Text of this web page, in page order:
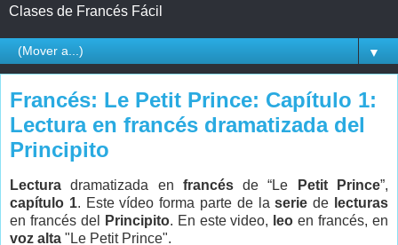
Clases de Francés Fácil
▼
Francés: Le Petit Prince: Capítulo 1:
Lectura en francés dramatizada del
Principito
Lecturadramatizada en francésde “Le Petit Prince”,
capítulo 1. Este vídeo forma parte de laseriede lecturas
en francés del
Principito. En este video, leoen francés, en
voz alta "Le Petit Prince".